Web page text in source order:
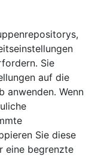
Sie
auf die
anwenden. Wenn
Sie diese
eine begrenzte